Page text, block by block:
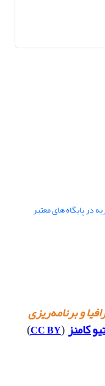
در پایگاه های معتبر
و برنامه‌ریزی
کامنز (
CC BY
)